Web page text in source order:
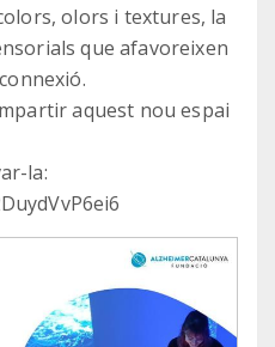
olors i textures, la
que afavoreixen
aquest nou espai
la: